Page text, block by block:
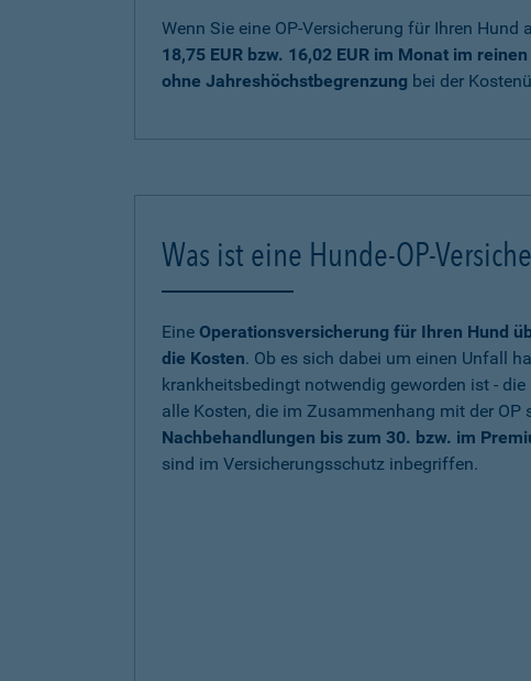
Wenn Sie eine OP-Versicherung für Ihren
18,75 EUR bzw. 16,02 EUR im Monat im
ohne Jahreshöchstbegrenzung bei der
Was ist eine Hunde-OP-
Eine Operationsversicherung für Ihren Hund
die Kosten. Ob es sich dabei um einen Unfall
krankheitsbedingt notwendig geworden ist -
alle Kosten, die im Zusammenhang mit der OP
Nachbehandlungen bis zum 30. bzw. im
sind im Versicherungsschutz inbegriffen.